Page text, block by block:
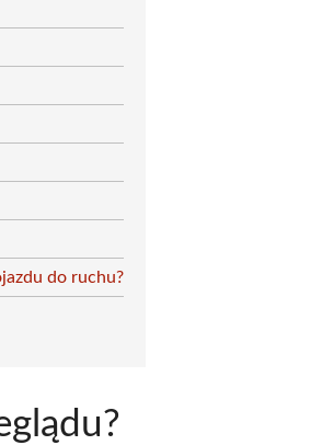
do ruchu?